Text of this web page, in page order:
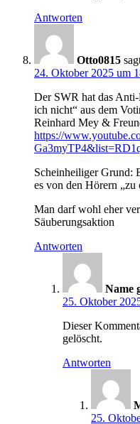
Antworten
Otto0815
24. Oktober 2025 um
Der SWR hat das
ich nicht“ aus dem
Reinhard Mey &
https://
Scheinheiliger Grund:
es von den Hörern
Man darf wohl eher
Säuberungsaktion
Antworten
Name
25. Oktober
Dieser
gelöscht.
Antworten
25.